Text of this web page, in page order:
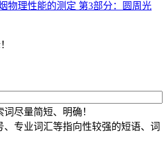
物理性能的测定 第3部分：圆周光
尽量简短、明确！
专业词汇等指向性较强的短语、词